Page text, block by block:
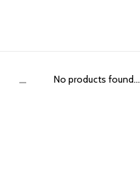
No products found...